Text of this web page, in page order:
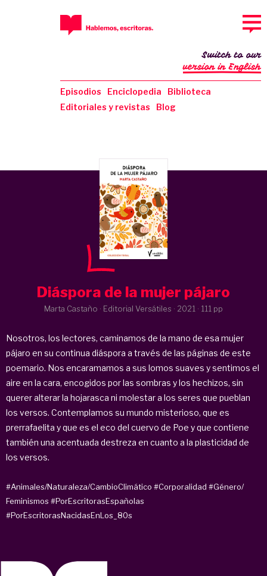
Episodios Enciclopedia
Biblioteca
Editoriales y revistas
Blog
Switch to our
version in English
Diáspora de la mujer pájaro
Marta Castaño · Editorial Versátiles · 2021 · 111 pp
Nosotros, los lectores, caminamos de la mano de esa mujer
pájaro en su continua diáspora a través de las páginas de este
poemario. Nos encaramamos a sus lomos suaves y sentimos el
aire en la cara, encogidos por las sombras y los hechizos, sin
querer alterar la hojarasca ni molestar a los seres que pueblan
los versos. Contemplamos su mundo misterioso, que es
prerrafaelita y que es el eco del cuervo de Poe y que contiene
también una acentuada destreza en cuanto a la plasticidad de
los versos.
#Animales/Naturaleza/CambioClimático #Corporalidad #Género/
Feminismos #PorEscritorasEspañolas
#PorEscritorasNacidasEnLos_80s